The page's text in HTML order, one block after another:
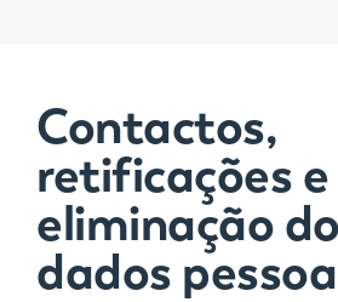
Contactos,
retificações e
eliminação
dados